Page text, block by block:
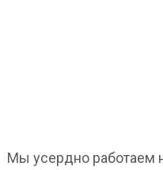
Мы усердно работаем